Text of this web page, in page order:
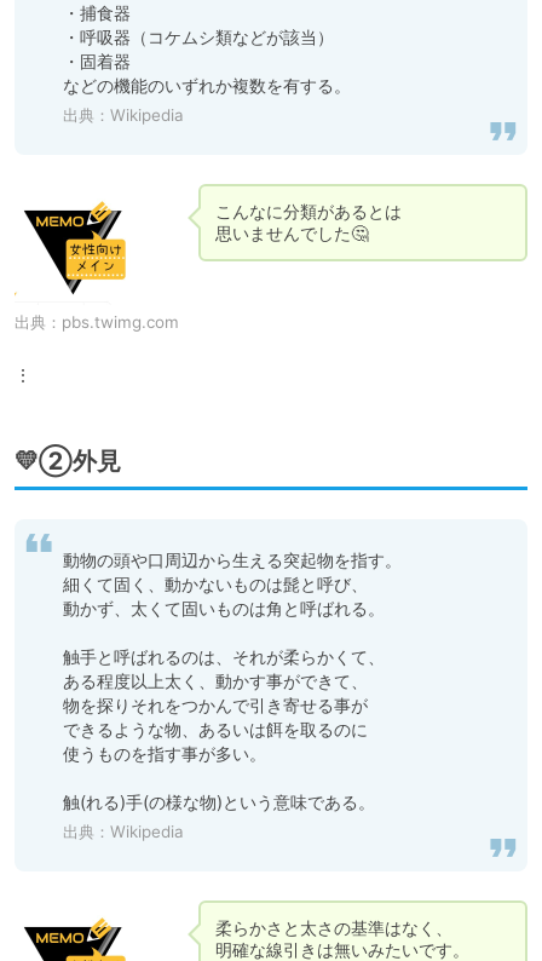
・捕食器
・呼吸器（コケムシ類などが該当）
・固着器
などの機能のいずれか複数を有する。
出典： Wikipedia
出典： pbs.twimg.com
こんなに分類があるとは
思いませんでした🤔
⋮
💛②外見
動物の頭や口周辺から生える突起物を指す。
細くて固く、動かないものは髭と呼び、
動かず、太くて固いものは角と呼ばれる。
触手と呼ばれるのは、それが柔らかくて、
ある程度以上太く、動かす事ができて、
物を探りそれをつかんで引き寄せる事が
できるような物、あるいは餌を取るのに
使うものを指す事が多い。
触(れる)手(の様な物)という意味である。
出典： Wikipedia
柔らかさと太さの基準はなく、
明確な線引きは無いみたいです。